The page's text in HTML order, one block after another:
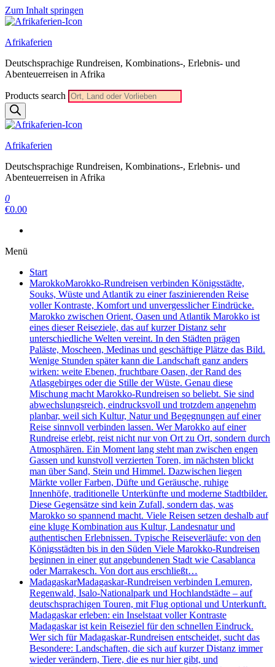
Zum Inhalt springen
Afrikaferien
Deutschsprachige Rundreisen, Kombinations-, Erlebnis- und
Abenteuerreisen in Afrika
Products search
Afrikaferien
Deutschsprachige Rundreisen, Kombinations-, Erlebnis- und
Abenteuerreisen in Afrika
0
€0.00
Menü
Start
MarokkoMarokko-Rundreisen verbinden Königsstädte,
Souks, Wüste und Atlantik zu einer faszinierenden Reise
voller Kontraste, Komfort und unvergesslicher Eindrücke.
Marokko zwischen Orient, Oasen und Atlantik Marokko ist
eines dieser Reiseziele, das auf kurzer Distanz sehr
unterschiedliche Welten vereint. In den Städten prägen
Paläste, Moscheen, Medinas und geschäftige Plätze das Bild.
Wenige Stunden später kann die Landschaft ganz anders
wirken: weite Ebenen, fruchtbare Oasen, der Rand des
Atlasgebirges oder die Stille der Wüste. Genau diese
Mischung macht Marokko-Rundreisen so beliebt. Sie sind
abwechslungsreich, eindrucksvoll und trotzdem angenehm
planbar, weil sich Kultur, Natur und Begegnungen auf einer
Reise sinnvoll verbinden lassen. Wer Marokko auf einer
Rundreise erlebt, reist nicht nur von Ort zu Ort, sondern durch
Atmosphären. Ein Moment lang steht man zwischen engen
Gassen und kunstvoll verzierten Toren, im nächsten blickt
man über Sand, Stein und Himmel. Dazwischen liegen
Märkte voller Farben, Düfte und Geräusche, ruhige
Innenhöfe, traditionelle Unterkünfte und moderne Stadtbilder.
Diese Gegensätze sind kein Zufall, sondern das, was
Marokko so spannend macht. Viele Reisen setzen deshalb auf
eine kluge Kombination aus Kultur, Landesnatur und
authentischen Erlebnissen. Typische Reiseverläufe: von den
Königsstädten bis in den Süden Viele Marokko-Rundreisen
beginnen in einer gut angebundenen Stadt wie Casablanca
oder Marrakesch. Von dort aus erschließt…
MadagaskarMadagaskar-Rundreisen verbinden Lemuren,
Regenwald, Isalo-Nationalpark und Hochlandstädte – auf
deutschsprachigen Touren, mit Flug optional und Unterkunft.
Madagaskar erleben: ein Inselstaat voller Kontraste
Madagaskar ist kein Reiseziel für den schnellen Eindruck.
Wer sich für Madagaskar-Rundreisen entscheidet, sucht das
Besondere: Landschaften, die sich auf kurzer Distanz immer
wieder verändern, Tiere, die es nur hier gibt, und